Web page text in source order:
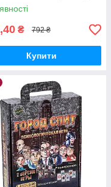
₴ 792 ₴
Купити